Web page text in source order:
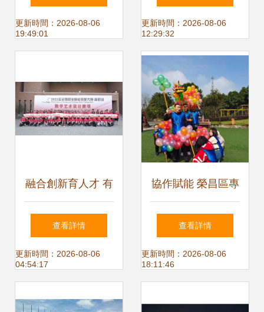
建活動策劃指南
更新時間：2026-08-06
19:49:01
地區優質產品北京
產銷對接活動，創
新體驗式拓展助力
扶貧
更新時間：2026-08-06
12:29:32
融合創新育人才 有
道拓展數字藝術產
教融合，網易數字
查看詳情
更新時間：2026-08-06
04:54:17
協作賦能 榮昌區專
業團隊戶外拓展培
訓，打造高績效企
查看詳情
更新時間：2026-08-06
18:11:46